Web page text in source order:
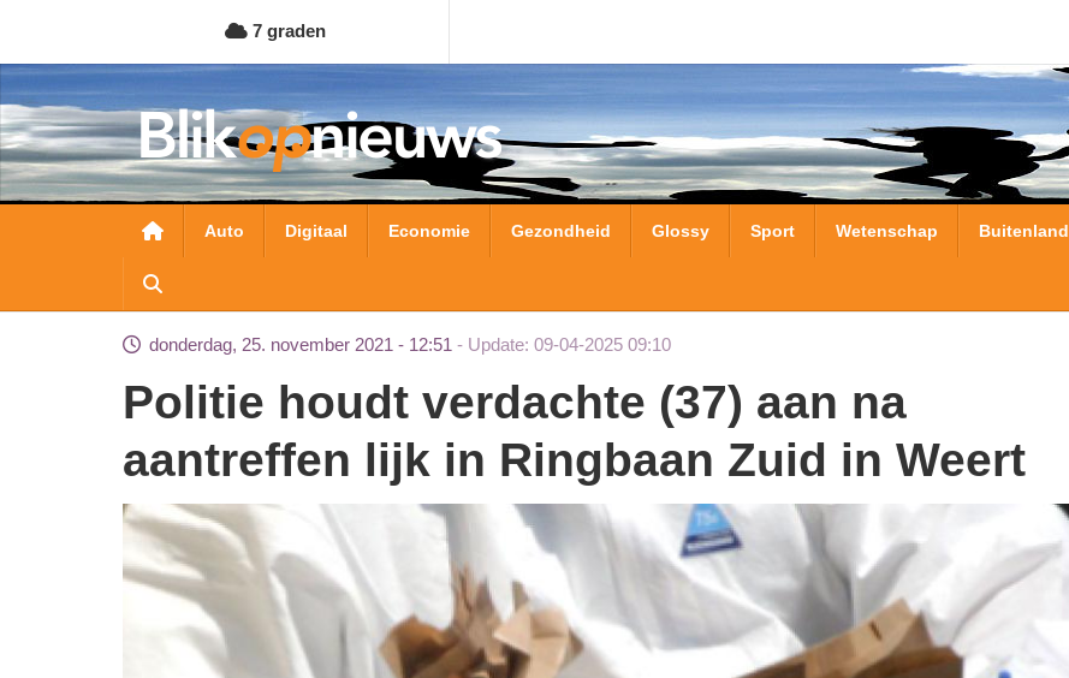
naar
de
inhoud
gaan
7 graden
Hoofdnavigatie
Auto Digitaal Economie Gezondheid Glossy Sport Wetenschap Buitenland
donderdag, 25. november 2021 - 12:51 Update: 09-04-2025 09:10
Politie houdt verdachte (37) aan na
aantreffen lijk in Ringbaan Zuid in Weert